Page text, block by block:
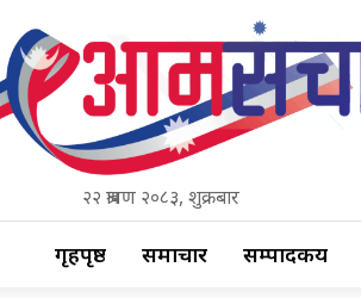
२२ श्रावण २०८३, शुक्रबार
गृहपृष्ठ समाचार सम्पादकीय